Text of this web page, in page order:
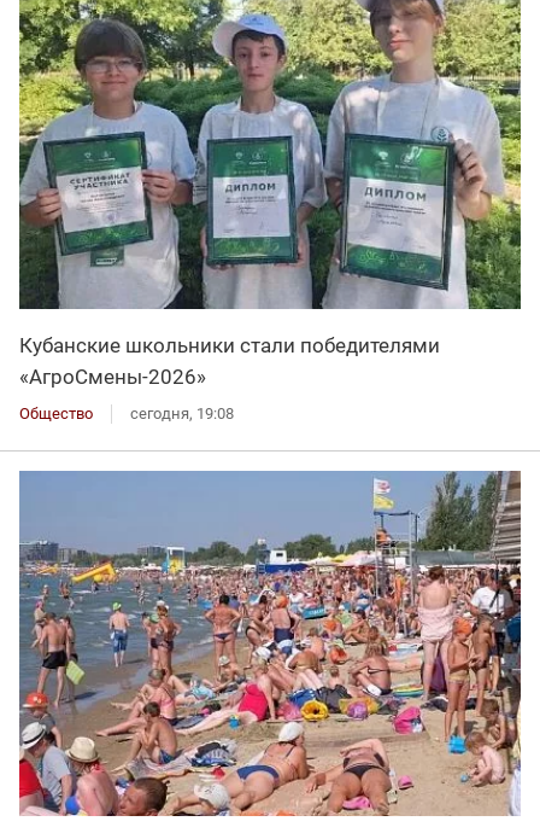
Кубанские школьники стали победителями
«АгроСмены-2026»
Общество сегодня, 19:08